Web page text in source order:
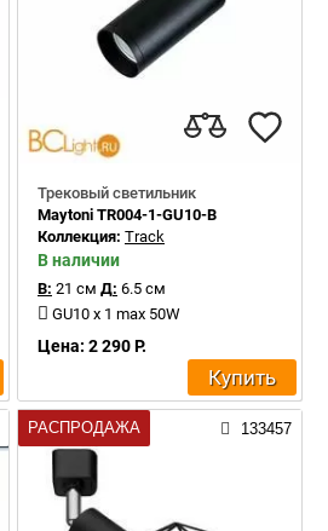
Трековый светильник
Maytoni TR004-1-GU10-B
Коллекция: Track
В наличии
В: 21 см Д: 6.5 см
GU10 x 1 max 50W
Цена: 2 290 Р.
Купить
РАСПРОДАЖА 133457